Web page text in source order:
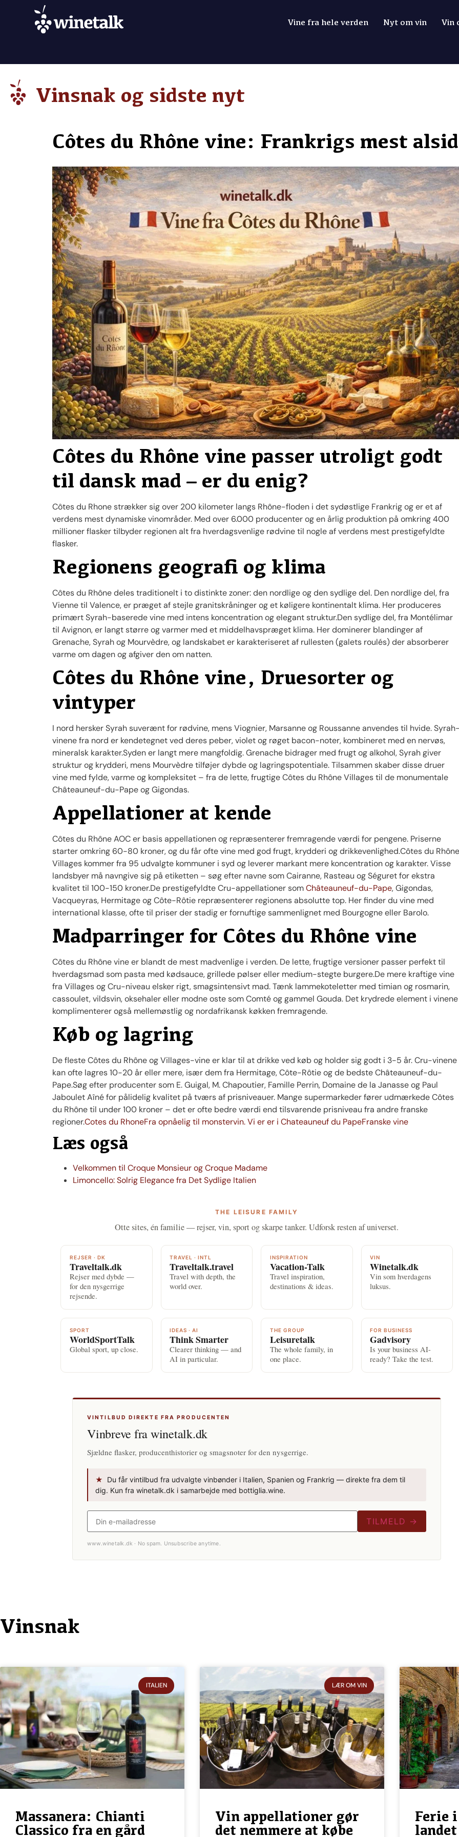
Vine fra hele verden Nyt om vin Vin
Vinsnak og sidste nyt
Côtes du Rhône vine: Frankrigs mest
Côtes du Rhône vine passer utroligt godt
til dansk mad – er du enig?
Côtes du Rhone strækker sig over 200 kilometer langs Rhône-floden i det sydøstlige Frankrig og er et af
verdens mest dynamiske vinområder. Med over 6.000 producenter og en årlig produktion på omkring 400
millioner flasker tilbyder regionen alt fra hverdagsvenlige rødvine til nogle af verdens mest prestigefyldte
flasker.
Regionens geografi og klima
Côtes du Rhône deles traditionelt i to distinkte zoner: den nordlige og den sydlige del. Den nordlige del, fra
Vienne til Valence, er præget af stejle granitskråninger og et køligere kontinentalt klima. Her produceres
primært Syrah-baserede vine med intens koncentration og elegant struktur.Den sydlige del, fra Montélimar
til Avignon, er langt større og varmer med et middelhavspræget klima. Her dominerer blandinger af
Grenache, Syrah og Mourvèdre, og landskabet er karakteriseret af rullesten (galets roulés) der absorberer
varme om dagen og afgiver den om natten.
Côtes du Rhône vine, Druesorter og
vintyper
I nord hersker Syrah suverænt for rødvine, mens Viognier, Marsanne og Roussanne anvendes til hvide.
vinene fra nord er kendetegnet ved deres peber, violet og røget bacon-noter, kombineret med en nervøs,
mineralsk karakter.Syden er langt mere mangfoldig. Grenache bidrager med frugt og alkohol, Syrah giver
struktur og krydderi, mens Mourvèdre tilføjer dybde og lagringspotentiale. Tilsammen skaber disse druer
vine med fylde, varme og kompleksitet – fra de lette, frugtige Côtes du Rhône Villages til de monumentale
Châteauneuf-du-Pape og Gigondas.
Appellationer at kende
Côtes du Rhône AOC er basis appellationen og repræsenterer fremragende værdi for pengene. Priserne
starter omkring 60-80 kroner, og du får ofte vine med god frugt, krydderi og drikkevenlighed.Côtes du Rhône
Villages kommer fra 95 udvalgte kommuner i syd og leverer markant mere koncentration og karakter. Visse
landsbyer må navngive sig på etiketten – søg efter navne som Cairanne, Rasteau og Séguret for ekstra
kvalitet til 100-150 kroner.De prestigefyldte Cru-appellationer somChâteauneuf-du-Pape, Gigondas,
Vacqueyras, Hermitage og Côte-Rôtie repræsenterer regionens absolutte top. Her finder du vine med
international klasse, ofte til priser der stadig er fornuftige sammenlignet med Bourgogne eller Barolo.
Madparringer for Côtes du Rhône vine
Côtes du Rhône vine er blandt de mest madvenlige i verden. De lette, frugtige versioner passer perfekt til
hverdagsmad som pasta med kødsauce, grillede pølser eller medium-stegte burgere.De mere kraftige vine
fra Villages og Cru-niveau elsker rigt, smagsintensivt mad. Tænk lammekoteletter med timian og rosmarin,
cassoulet, vildsvin, oksehaler eller modne oste som Comté og gammel Gouda. Det krydrede element i vinene
komplimenterer også mellemøstlig og nordafrikansk køkken fremragende.
Køb og lagring
De fleste Côtes du Rhône og Villages-vine er klar til at drikke ved køb og holder sig godt i 3-5 år. Cru-vinene
kan ofte lagres 10-20 år eller mere, især dem fra Hermitage, Côte-Rôtie og de bedste Châteauneuf-du-
Pape.Søg efter producenter som E. Guigal, M. Chapoutier, Famille Perrin, Domaine de la Janasse og Paul
Jaboulet Aîné for pålidelig kvalitet på tværs af prisniveauer. Mange supermarkeder fører udmærkede Côtes
du Rhône til under 100 kroner – det er ofte bedre værdi end tilsvarende prisniveau fra andre franske
regioner.Cotes du RhoneFra opnåelig til monstervin. Vi er er i Chateauneuf du PapeFranske vine
Læs også
Velkommen til Croque Monsieur og Croque Madame
Limoncello: Solrig Elegance fra Det Sydlige Italien
THE LEISURE FAMILY
Otte sites, én familie — rejser, vin, sport og skarpe tanker. Udforsk resten af universet.
REJSER · DK
Traveltalk.dk
Rejser med dybde —
for den nysgerrige
rejsende.
TRAVEL · INTL
Traveltalk.travel
Travel with depth, the
world over.
INSPIRATION
Vacation-Talk
Travel inspiration,
destinations & ideas.
VIN
Winetalk.dk
Vin som hverdagens
luksus.
SPORT
WorldSportTalk
Global sport, up close.
IDEAS · AI
Think Smarter
Clearer thinking — and
AI in particular.
THE GROUP
Leisuretalk
The whole family, in
one place.
FOR BUSINESS
Gadvisory
Is your business AI-
ready? Take the test.
VINTILBUD DIREKTE FRA PRODUCENTEN
Vinbreve fra winetalk.dk
Sjældne flasker, producenthistorier og smagsnoter for den nysgerrige.
★
Du får vintilbud fra udvalgte vinbønder i Italien, Spanien og Frankrig — direkte fra dem til
dig. Kun fra winetalk.dk i samarbejde med bottiglia.wine.
TILMELD →
www.winetalk.dk · No spam. Unsubscribe anytime.
Vinsnak
ITALIEN
Massanera: Chianti
Classico fra en gård
LÆR OM VIN
Vin appellationer gør
det nemmere at købe
Ferie